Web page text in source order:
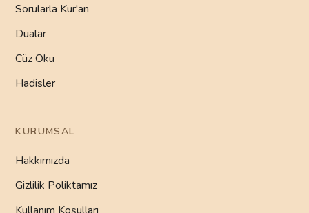
Sorularla Kur'an
Dualar
Cüz Oku
Hadisler
KURUMSAL
Hakkımızda
Gizlilik Poliktamız